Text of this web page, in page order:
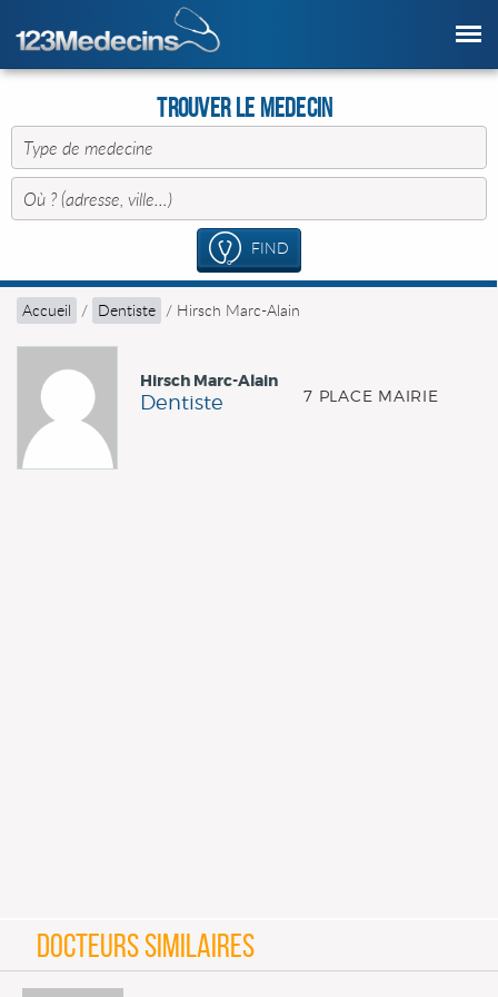
Trouver le Medecin
FIND
Accueil / Dentiste / Hirsch Marc-Alain
Hirsch Marc-Alain
Dentiste 7 PLACE MAIRIE
DOCTEURS SIMILAIRES